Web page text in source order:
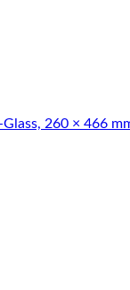
260 × 466